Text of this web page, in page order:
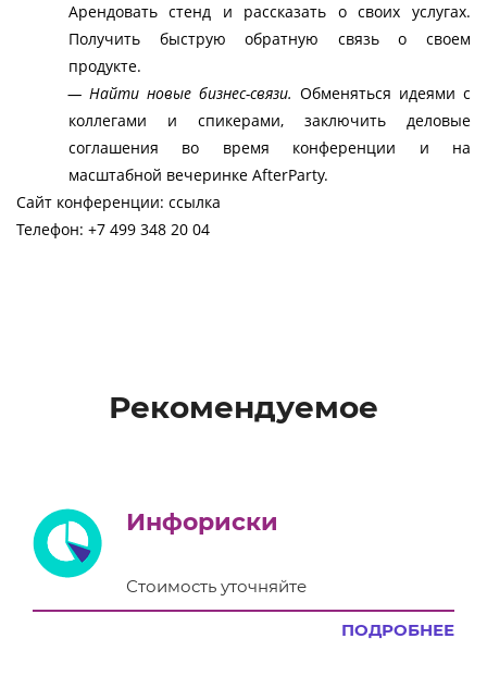
Арендовать стенд и рассказать о своих услугах.
Получить быструю обратную связь о своем
продукте.
— Найти новые бизнес-связи. Обменяться идеями с
коллегами и спикерами, заключить деловые
соглашения во время конференции и на
масштабной вечеринке AfterParty.
Сайт конференции: ссылка
Телефон: +7 499 348 20 04
Рекомендуемое
Инфориски
Стоимость уточняйте
ПОДРОБНЕЕ